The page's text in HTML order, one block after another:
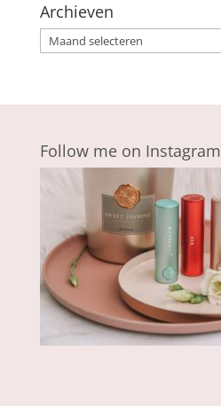
Archieven
Archieven
Follow me on Instagram